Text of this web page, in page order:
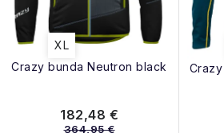
Crazy bunda Neutron black
XL
182,48 €
364,95 €